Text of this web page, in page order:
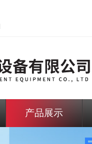
产品展示